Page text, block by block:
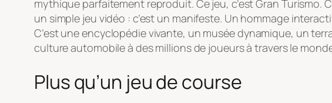
mythique parfaitement reproduit. Ce jeu, c’estGran Turismo.
un simple jeu vidéo : c’est un manifeste. Un hommage
C’est une encyclopédie vivante, un musée dynamique, un
culture automobile à des millions de joueurs à travers le
Plus qu’un jeu de course